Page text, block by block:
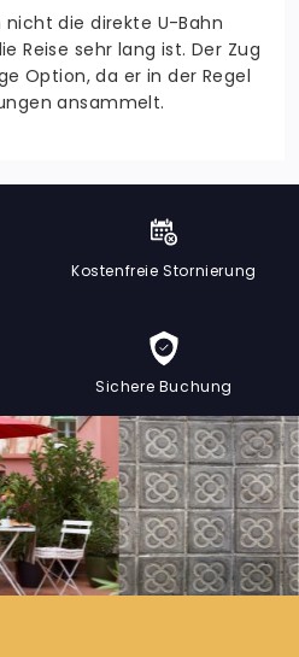
die direkte U-Bahn
Reise sehr lang ist. Der Zug
Option, da er in der Regel
ansammelt.
Kostenfreie Stornierung
Sichere Buchung